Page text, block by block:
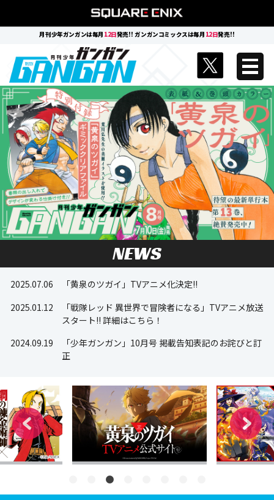
月刊少年ガンガンは毎月 12日発売!! ガンガンコミックスは毎月 12日発売!!
2025.07.06
「黄泉のツガイ」TVアニメ化決定!!
2025.01.12
「戦隊レッド 異世界で冒険者になる」TVアニメ放送
スタート!! 詳細はこちら！
2024.09.19
「少年ガンガン」10月号 掲載告知表記のお詫びと訂
正